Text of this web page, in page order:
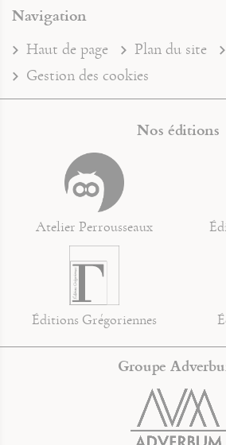
Navigation
Haut de page Plan du site
Gestion des cookies
Nos éditions
Atelier Perrousseaux
Éditions Grégoriennes
Groupe